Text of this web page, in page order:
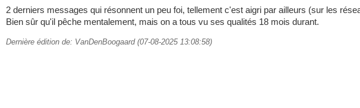
2 derniers messages qui résonnent un peu foi, tellement c'est aigri par ailleurs (sur les
Bien sûr qu'il pêche mentalement, mais on a tous vu ses qualités 18 mois durant.
Dernière édition de: VanDenBoogaard (07-08-2025 13:08:58)